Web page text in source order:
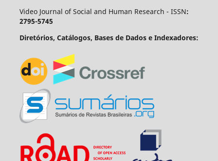
Video Journal of Social and Human Research - ISSN:
2795-5745
Diretórios, Catálogos, Bases de Dados e Indexadores: